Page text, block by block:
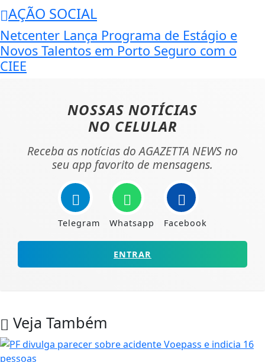
AÇÃO SOCIAL
Netcenter Lança Programa de Estágio e
Novos Talentos em Porto Seguro com o
CIEE
NOSSAS NOTÍCIAS
NO CELULAR
Receba as notícias do AGAZETTA NEWS no
seu app favorito de mensagens.
Telegram Whatsapp Facebook
ENTRAR
Veja Também